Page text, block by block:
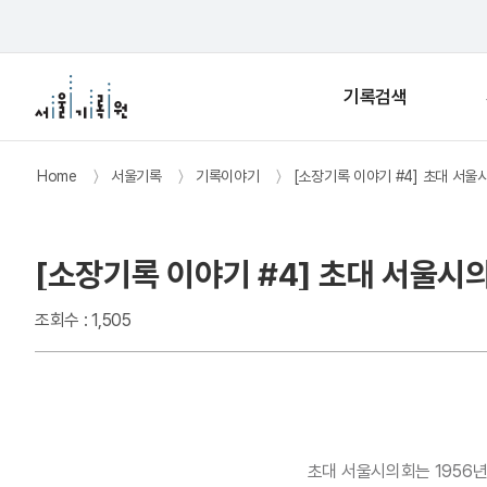
기록검색
Home 〉 서울기록 〉 기록이야기 〉 [소장기록 이야기 #4] 초대 서울
[소장기록 이야기 #4] 초대 서울시
조회수 : 1,505
초대 서울시의회는 1956